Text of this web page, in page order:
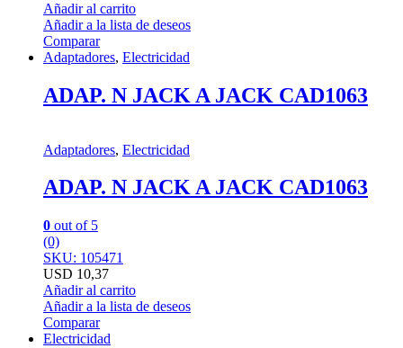
Añadir al carrito
Añadir a la lista de deseos
Comparar
Adaptadores, Electricidad
ADAP. N JACK A JACK CAD1063
Adaptadores, Electricidad
ADAP. N JACK A JACK CAD1063
0 out of 5
(0)
SKU: 105471
USD 10,37
Añadir al carrito
Añadir a la lista de deseos
Comparar
Electricidad